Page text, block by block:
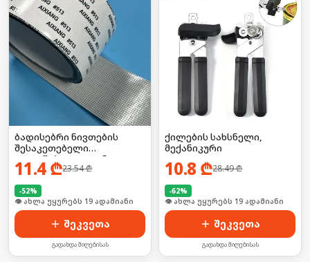
ბადისებრი ნივთების
შესაკეთებელი
თვითწებვადი ლენტი
11.4₾23.54₾
-52%
🛒 ბოლო 24სთ-ში იყიდა 25-მა
შეკვეთა
გადახდა მიღებისას
ქილების სახსნელი,
მექანიკური
10.8 ₾28.49₾
-62%
🛒 ბოლო 24სთ-ში იყიდა 31-მა
შეკვეთა
გადახდა მიღებისას